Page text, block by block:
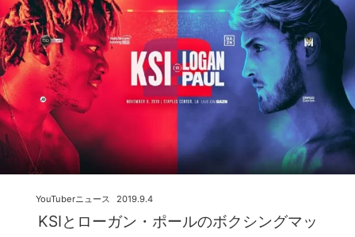
KSIとローガン・ポールのボクシングマッ
2019.9.4
YouTuberニュース